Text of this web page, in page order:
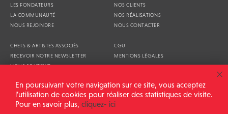
LES FONDATEURS
LA COMMUNAUTÉ
NOUS REJOINDRE
NOS CLIENTS
NOS RÉALISATIONS
NOUS CONTACTER
CHEFS & ARTISTES ASSOCIÉS
RECEVOIR NOTRE NEWSLETTER
NOUS SOUTENIR
CGU
MENTIONS LÉGALES
ALIMENTATION GÉNÉRALE © 2026
En poursuivant votre navigation sur ce site, vous acceptez
l’utilisation de cookies pour réaliser des statistiques de visite.
Pour en savoir plus, cliquez- ici